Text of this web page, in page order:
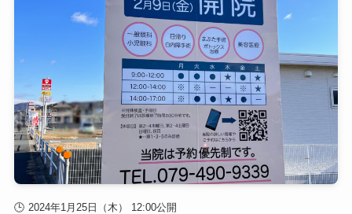
2024年1月25日（木） 12:00公開